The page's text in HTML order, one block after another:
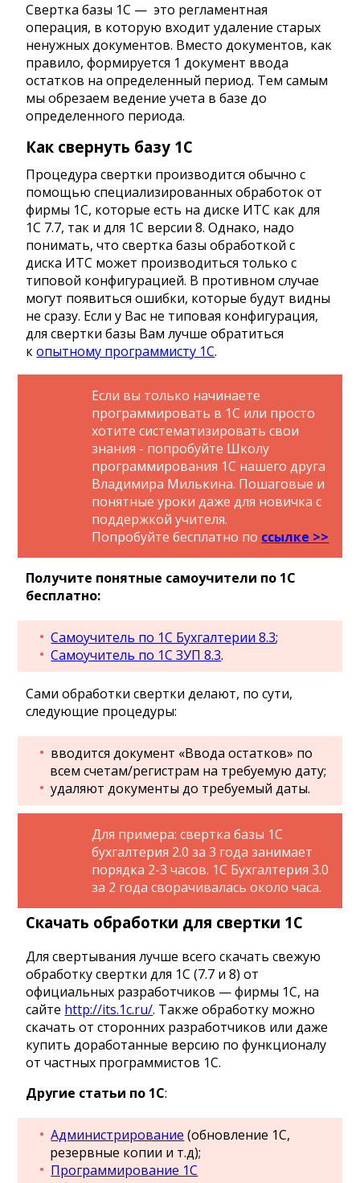
Свертка базы 1С — это регламентная
операция, в которую входит удаление старых
ненужных документов. Вместо документов, как
правило, формируется 1 документ ввода
остатков на определенный период. Тем самым
мы обрезаем ведение учета в базе до
определенного периода.
Как свернуть базу 1С
Процедура свертки производится обычно с
помощью специализированных обработок от
фирмы 1С, которые есть на диске ИТС как для
1С 7.7, так и для 1С версии 8. Однако, надо
понимать, что свертка базы обработкой с
диска ИТС может производиться только с
типовой конфигурацией. В противном случае
могут появиться ошибки, которые будут видны
не сразу. Если у Вас не типовая конфигурация,
для свертки базы Вам лучше обратиться
копытному программисту 1С.
Если вы только начинаете
программировать в 1С или просто
хотите систематизировать свои
знания - попробуйте Школу
программирования 1С нашего друга
Владимира Милькина. Пошаговые и
понятные уроки даже для новичка с
поддержкой учителя.
Попробуйте бесплатно по ссылке >>
Получите понятные самоучители по 1С
бесплатно:
Самоучитель по 1С Бухгалтерии 8.3;
Самоучитель по 1С ЗУП 8.3.
Сами обработки свертки делают, по сути,
следующие процедуры:
вводится документ «Ввода остатков» по
всем счетам/регистрам на требуемую дату;
удаляют документы до требуемый даты.
Для примера: свертка базы 1С
бухгалтерия 2.0 за 3 года занимает
порядка 2-3 часов. 1С Бухгалтерия 3.0
за 2 года сворачивалась около часа.
Скачать обработки для свертки 1С
Для свертывания лучше всего скачать свежую
обработку свертки для 1С (7.7 и 8) от
официальных разработчиков — фирмы 1С, на
сайте http://its.1c.ru/. Также обработку можно
скачать от сторонних разработчиков или даже
купить доработанные версию по функционалу
от частных программистов 1С.
Другие статьи по 1С:
Администрирование (обновление 1С,
резервные копии и т.д);
Программирование 1С